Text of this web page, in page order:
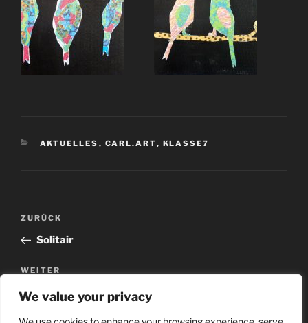
We value your privacy
AKTUELLES , CARL.ART, KLASSE7
ZURÜCK
Solitair
WEITER
Lieber einen Lolli als nur ein LoL